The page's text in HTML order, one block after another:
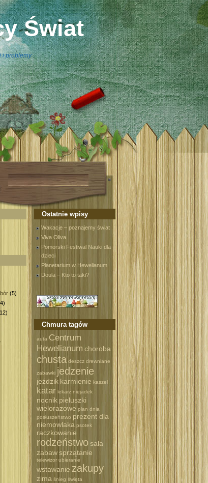
Świat
i problemy
(5)
Ostatnie wpisy
Wakacje – poznajemy świat
Viva Oliva
Pomorski Festiwal Nauki dla
dzieci
Planetarium w Hewelianum
Doula – Kto to taki?
Chmura tagów
auta Centrum
Hewelianum choroba
chusta deszcz drewniane
zabawki jedzenie
jeździk karmienie kaszel
katar lekarz niejadek
nocnik pieluszki
wielorazowe plan dnia
posłuszeństwo prezent dla
niemowlaka psotek
raczkowanie
rodzeństwo sala
zabawsprzątanie
telewizor ubieranie
wstawanie zakupy
zima śnieg święta